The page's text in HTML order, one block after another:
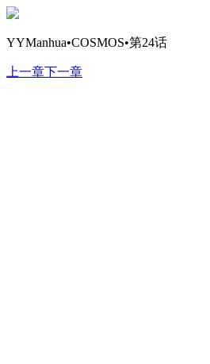
YYManhua•COSMOS•第24话
上一章下一章